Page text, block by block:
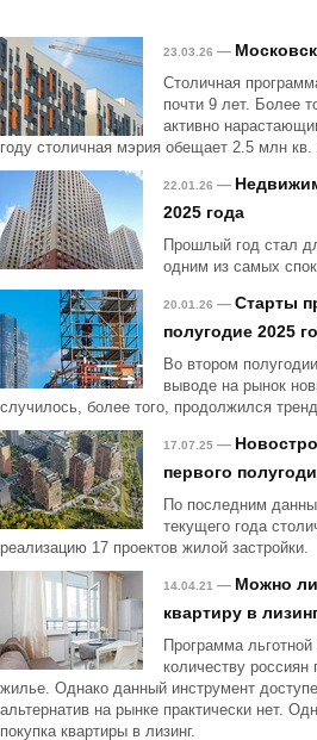
23.03.26 —
Столичная
почти 9 лет. Более
активно
году столичная мэрия обещает 2.5 млн
22.01.26 —
2025 года
Прошлый год стал
одним из самых
20.01.26 — Старты
полугодие 2025
Во втором
выводе на рынок
случилось, более того, продолжился
17.07.25 —
первого
По последним
текущего года
реализацию 17 проектов жилой застройки.
14.04.21 — Можно
квартиру в
Программа
количеству россиян
жилье. Однако данный инструмент
альтернатив на рынке практически нет.
покупка квартиры в лизинг.